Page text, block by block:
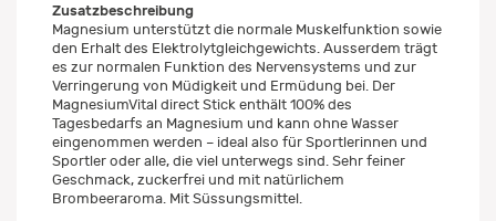
Zusatzbeschreibung
Magnesium unterstützt die normale Muskelfunktion sowie
den Erhalt des Elektrolytgleichgewichts. Ausserdem trägt
es zur normalen Funktion des Nervensystems und zur
Verringerung von Müdigkeit und Ermüdung bei. Der
MagnesiumVital direct Stick enthält 100% des
Tagesbedarfs an Magnesium und kann ohne Wasser
eingenommen werden – ideal also für Sportlerinnen und
Sportler oder alle, die viel unterwegs sind. Sehr feiner
Geschmack, zuckerfrei und mit natürlichem
Brombeeraroma. Mit Süssungsmittel.